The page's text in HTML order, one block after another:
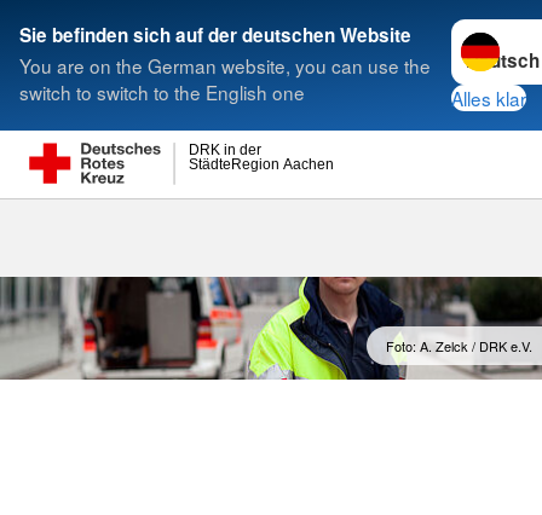
Sie befinden sich auf der deutschen Website
You are on the German website, you can use the
switch to switch to the English one
Sprache
Alles klar
StädteRegion Aachen
DRK in der
Suche
Foto: A. Zelck / DRK e.V.